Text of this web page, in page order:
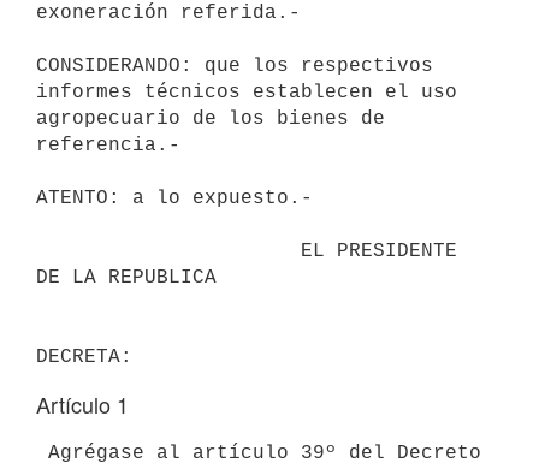
exoneración referida.-
CONSIDERANDO: que los respectivos
informes técnicos establecen el uso
agropecuario de los bienes de
referencia.-
ATENTO: a lo expuesto.-
DE LA REPUBLICA
Artículo 1